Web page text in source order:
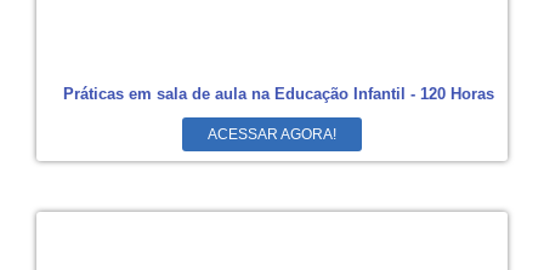
Práticas em sala de aula na Educação Infantil - 120 Horas
ACESSAR AGORA!